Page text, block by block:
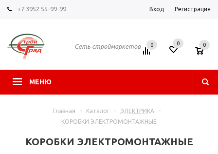
+7 3952 55-99-99 Вход Регистрация
Сеть строймаркетов
МЕНЮ
0 0 0
Главная - Каталог - ЭЛЕКТРИКА
-
КОРОБКИ ЭЛЕКТРОМОНТАЖНЫЕ
КОРОБКИ ЭЛЕКТРОМОНТАЖНЫЕ